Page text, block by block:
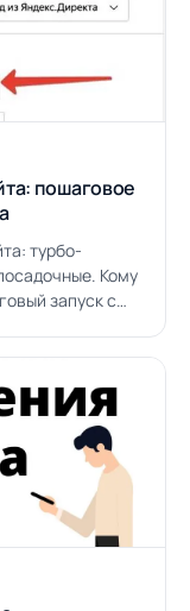
пошаговое
турбо-
Кому
запуск с